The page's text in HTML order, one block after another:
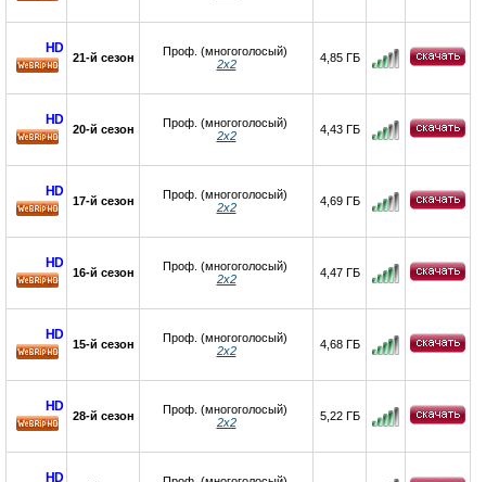
HD
21-й сезон
Проф. (многоголосый)
2х2
4,85 ГБ
HD
20-й сезон
Проф. (многоголосый)
2х2
4,43 ГБ
HD
17-й сезон
Проф. (многоголосый)
2х2
4,69 ГБ
HD
16-й сезон
Проф. (многоголосый)
2х2
4,47 ГБ
HD
15-й сезон
Проф. (многоголосый)
2х2
4,68 ГБ
HD
28-й сезон
Проф. (многоголосый)
2х2
5,22 ГБ
HD